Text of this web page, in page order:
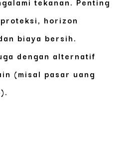
horizon
biaya bersih.
dengan alternatif
(misal pasar uang